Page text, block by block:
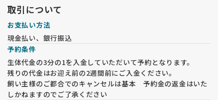
取引について
お支払い方法
現金払い、銀行振込
予約条件
生体代金の3分の1を入金していただいて予約となります。
残りの代金はお迎え前の2週間前にご入金ください。
飼い主様のご都合でのキャンセルは基本 予約金の返金はいた
しかねますのでご了承ください